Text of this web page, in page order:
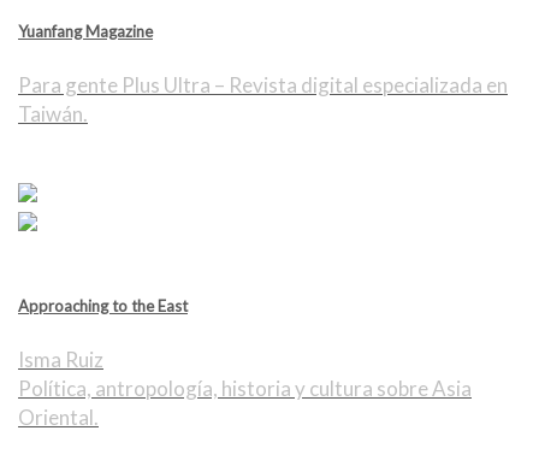
Yuanfang Magazine
Para gente Plus Ultra – Revista digital especializada en
Taiwán.
Approaching to the East
Isma Ruiz
Política, antropología, historia y cultura sobre Asia
Oriental.